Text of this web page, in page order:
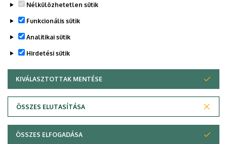
Adatvédelem
Nélkülözhetetlen sütik
Funkcionális sütik
Analitikai sütik
Hirdetési sütik
KIVÁLASZTOTTAK MENTÉSE
ÖSSZES ELUTASÍTÁSA
WITHDRAW CONSENT
ÖSSZES ELFOGADÁSA